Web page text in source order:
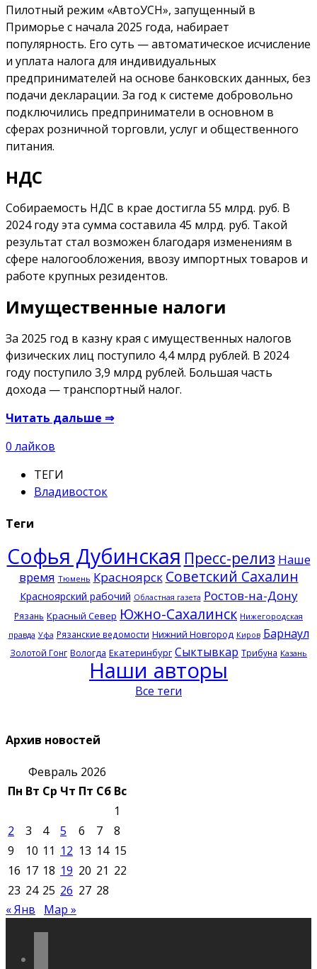
Пилотный режим «АвтоУСН», запущенный в
Приморье с начала 2025 года, набирает
популярность. Его суть — автоматическое исчисление
и уплата налога для индивидуальных
предпринимателей на основе банковских данных, без
подачи декларации. За год к системе добровольно
подключились предприниматели в основном в
сферах розничной торговли, услуг и общественного
питания.
НДС
Собираемость НДС в крае достигла 55 млрд. руб. В
2024 году эта сумма составила 45 млрд. руб. Такой
результат стал возможен благодаря изменениям в
сфере налогообложения, ввозу импортных товаров и
работе крупных резидентов.
Имущественные налоги
За 2025 год в казну края с имущественных налогов
физических лиц поступило 4,4 млрд рублей. В 2024
году поступило 3,9 млрд рублей. Большая часть
дохода — транспортный налог.
Читать дальше ⇒
0 лайков
ТЕГИ
Владивосток
Теги
Софья Дубинская Пресс-релиз Наше
время Тюмень Красноярск Советский Сахалин
Красноярский рабочий Областная газета Ростов-на-Дону
Рязань Красный Север Южно-Сахалинск Нижегородская
правда Уфа Рязанские ведомости Нижний Новгород Киров Барнаул
Золотой Гонг Вологда Екатеринбург Сыктывкар Трибуна Казань
Наши авторы
Все теги
Архив новостей
Февраль 2026
Пн Вт Ср Чт Пт Сб Вс
1
2
3 4 5 6 7
8
9
10 11 12 13 14 15
16 17 18 19 20 21 22
23 24 25 26 27 28
« Янв
Мар »